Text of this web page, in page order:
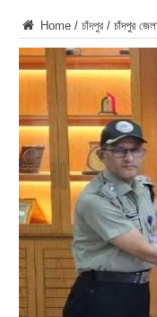
Home / চাঁদপুর / চাঁদপুর
গ্রেপ্তার